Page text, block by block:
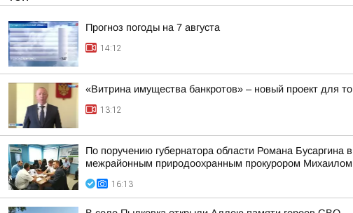
Прогноз погоды на 7 августа
14:12
«Витрина имущества банкротов» – новый проект для
13:12
По поручению губернатора области Романа
межрайонным природоохранным прокурором
16:13